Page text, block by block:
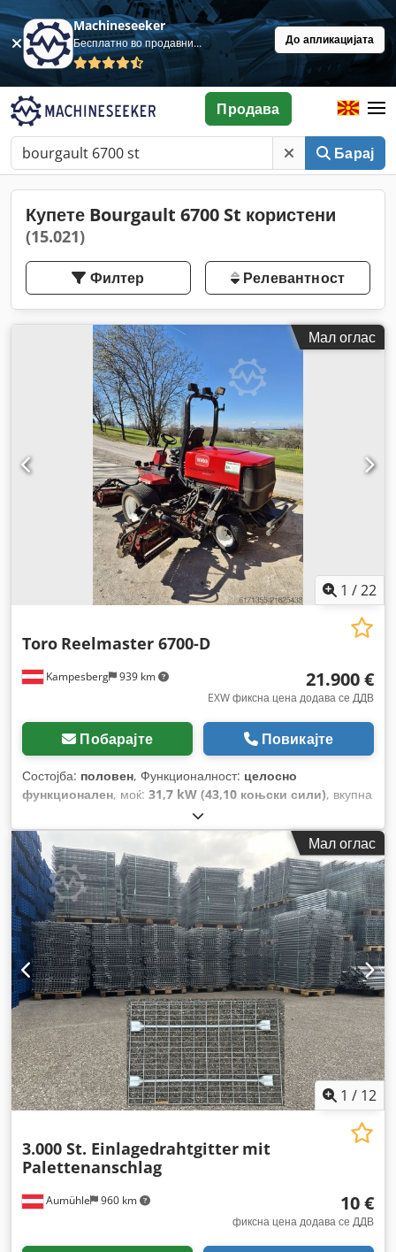
Machineseeker
Бесплатно во продавница До апликацијата
Барај
Продава
Купете Bourgault 6700 St користени
(15.021)
Филтер Релевантност
Мал оглас
1 /22
Kampesberg 939 km
Toro Reelmaster 6700-D
21.900 €
EXW фиксна цена додава се ДДВ
Побарајте Повикајте
Состојба: половен, Функционалност: целосно
функционален, моќ: 31,7 kW (43,10 коњски сили), вкупна
, работна тежина:
2.585 h,
Мал оглас
1 / 12
Aumühle 960 km
3.000 St. Einlagedrahtgitter mit
Palettenanschlag
10 €
фиксна цена додава се ДДВ